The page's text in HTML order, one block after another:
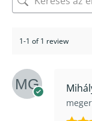
1-1 of 1 review